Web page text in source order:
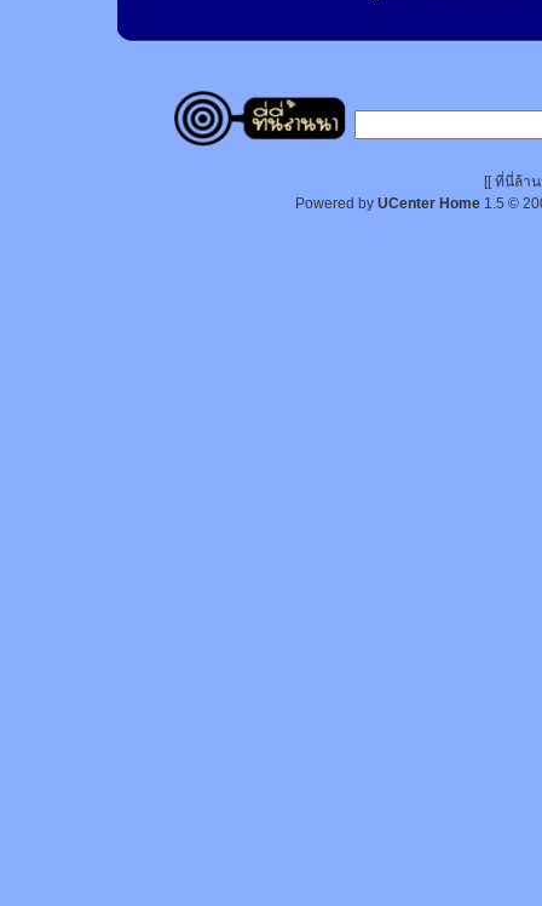
[[ ที่นี่ล้า
Powered by UCenter Home 1.5 ©